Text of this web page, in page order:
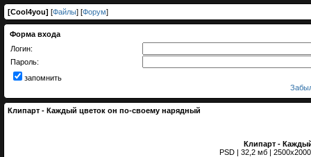
[Cool4you] [Файлы] [Форум]
Форма входа
Логин:
Пароль:
запомнить
Клипарт - Каждый цветок он по-своему нарядный
Клипарт -
PSD | 32,2 мб |